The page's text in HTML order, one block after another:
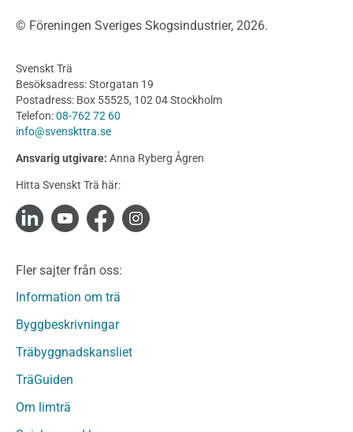
Byggnation och utförande
Utförande
Produkter
Konstruktionsvirke
Konstruktionsvirke Behandlat
Konstruktionsvirke Fingerskarvat
Konstruktionsvirke Fingerskarvat Obehandlat
Limträ
Fanerträ
Fanerträ Obehandlat
Träpanel och Utvändig beklädnad Behandlat
Träpanel och utvändig beklädnad Obehandlat
Trägolv
© Föreningen Sveriges Skogsindustrier, 2026.
Svenskt Trä
Besöksadress: Storgatan 19
Postadress: Box 55525, 102 04 Stockholm
Telefon:08-762 72 60
info@svenskttra.se
Ansvarig utgivare: Anna Ryberg Ågren
Hitta Svenskt Trä här:
Fler sajter från oss:
Information om trä
Byggbeskrivningar
Träbyggnadskansliet
TräGuiden
Om limträ